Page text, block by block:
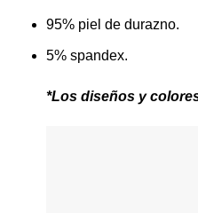
95% piel de durazno.
5% spandex.
*Los diseños y